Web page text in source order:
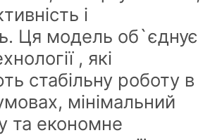
і
Ця модель об`єднує
, які
стабільну роботу в
мінімальний
та економне